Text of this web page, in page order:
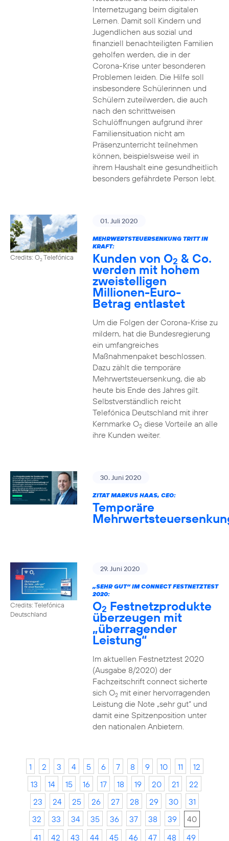
Internetzugang beim digitalen
Lernen. Damit soll Kindern und
Jugendlichen aus sozial und
finanziell benachteiligten Familien
geholfen werden, die in der
Corona-Krise unter besonderen
Problemen leiden. Die Hilfe soll
insbesondere Schülerinnen und
Schülern zuteilwerden, die auch
nach den schrittweisen
Schulöffnungen aufgrund ihrer
Familiensituation nicht am
Präsenzunterricht teilnehmen
können, beispielsweise weil in
ihrem Haushalt eine gesundheitlich
besonders gefährdete Person lebt.
Credits: O2Telefónica
01. Juli 2020
MEHRWERTSTEUERSENKUNG TRITT IN
KRAFT:
Kunden von O2 & Co.
werden mit hohem
zweistelligen
Millionen-Euro-
Betrag entlastet
Um die Folgen der Corona-Krise zu
mildern, hat die Bundesregierung
ein umfangreiches
Maßnahmenpaket beschlossen.
Dazu zählt die temporäre
Mehrwertsteuersenkung, die ab
heute bis Ende des Jahres gilt.
Selbstverständlich reicht
Telefónica Deutschland mit ihrer
Kernmarke O2diese Vorteile an alle
ihre Kunden weiter.
30. Juni 2020
ZITAT MARKUS HAAS, CEO:
Temporäre
Credits: Telefónica
Deutschland
29. Juni 2020
„SEHR GUT“ IM CONNECT FESTNETZTEST
2020:
O2 Festnetzprodukte
überzeugen mit
„überragender
Leistung“
Im aktuellen Festnetztest 2020
(Ausgabe 8/2020) der
Fachzeitschrift connect sicherte
sich O2mit einer hervorragenden
Leistung die Note „sehr gut“ und
damit eine Spitzenposition unter
den nationalen Anbietern.
1 2 3 4 5 6 7 8 9 10 11
12
13
14 15 16 17 18 19 20 21
22
23
24 25 26 27 28 29 30
31
32
33 34 35 36 37 38 39
40
41
42 43 44 45 46 47 48 49